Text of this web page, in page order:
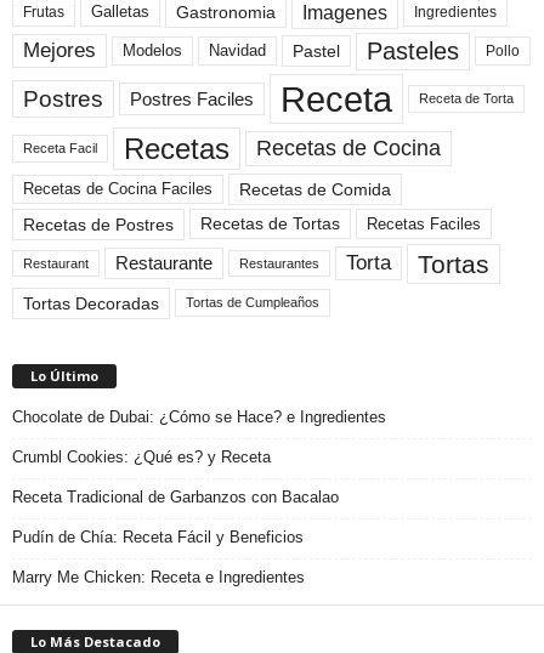
Frutas Galletas Gastronomia Imagenes Ingredientes
Mejores Modelos Navidad Pastel Pasteles Pollo
Postres Postres Faciles Receta Receta de Torta
Receta Facil Recetas Recetas de Cocina
Recetas de Cocina Faciles
Recetas de Comida
Recetas de Postres
Recetas de Tortas Recetas Faciles
Restaurant Restaurante Restaurantes Torta Tortas
Tortas Decoradas Tortas de Cumpleaños
Lo Último
Chocolate de Dubai: ¿Cómo se Hace? e Ingredientes
Crumbl Cookies: ¿Qué es? y Receta
Receta Tradicional de Garbanzos con Bacalao
Pudín de Chía: Receta Fácil y Beneficios
Marry Me Chicken: Receta e Ingredientes
Lo Más Destacado